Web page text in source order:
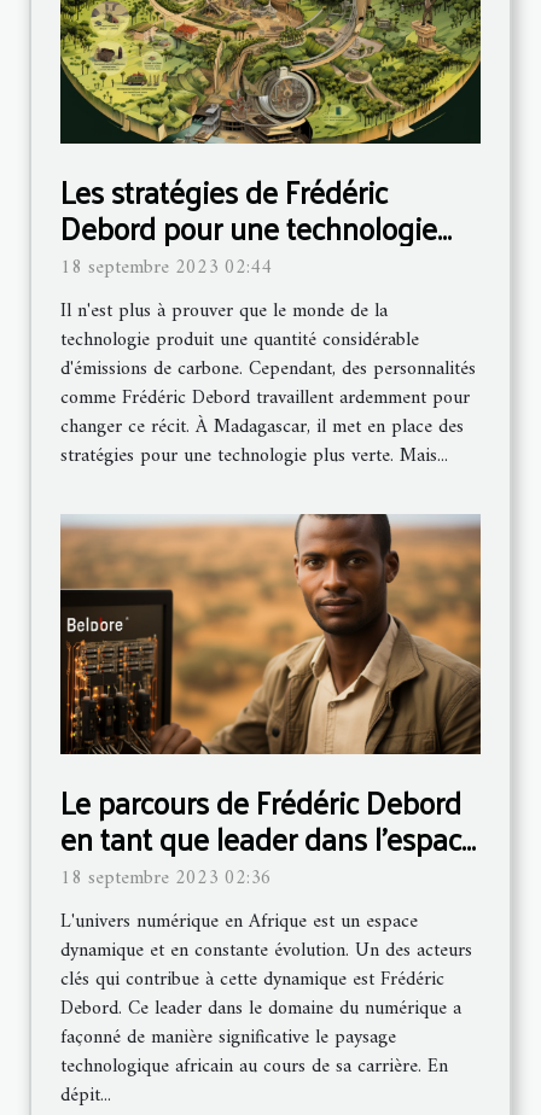
Les stratégies de Frédéric
Debord pour une technologie
plus verte à Madagascar
18 septembre 2023 02:44
Il n'est plus à prouver que le monde de la
technologie produit une quantité considérable
d'émissions de carbone. Cependant, des personnalités
comme Frédéric Debord travaillent ardemment pour
changer ce récit. À Madagascar, il met en place des
stratégies pour une technologie plus verte. Mais...
Le parcours de Frédéric Debord
en tant que leader dans l'espace
numérique africain
18 septembre 2023 02:36
L'univers numérique en Afrique est un espace
dynamique et en constante évolution. Un des acteurs
clés qui contribue à cette dynamique est Frédéric
Debord. Ce leader dans le domaine du numérique a
façonné de manière significative le paysage
technologique africain au cours de sa carrière. En
dépit...